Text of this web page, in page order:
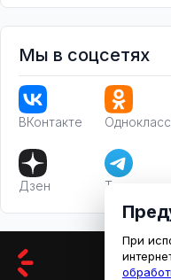
Мы в соцсетях
ВКонтакте
Дзен Телеграм
При